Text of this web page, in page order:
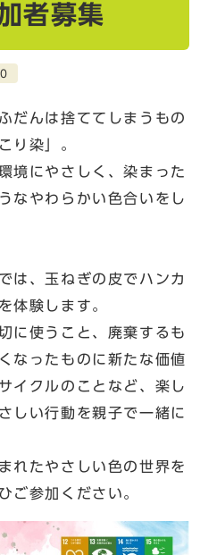
者募集
だんは捨ててしまうもの
り染」。
境にやさしく、染まった
なやわらかい色合いをし
は、玉ねぎの皮でハンカ
体験します。
に使うこと、廃棄するも
なったものに新たな価値
イクルのことなど、楽し
しい行動を親子で一緒に
れたやさしい色の世界を
ご参加ください。